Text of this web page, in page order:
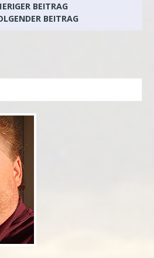
BEITRAG
BEITRAG